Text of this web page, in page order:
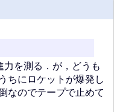
を測る．が，どうも
ちにロケットが爆発し
なのでテープで止めて